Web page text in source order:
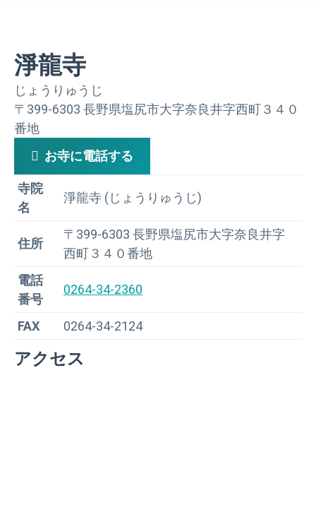
淨龍寺
じょうりゅうじ
〒399-6303 長野県塩尻市大字奈良井字西町３４０
番地
お寺に電話する
寺院
名
淨龍寺 (じょうりゅうじ)
住所
〒399-6303 長野県塩尻市大字奈良井字
西町３４０番地
電話
番号
0264-34-2360
FAX 0264-34-2124
アクセス